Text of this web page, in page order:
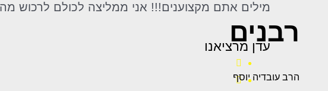
רבנים
הרב עובדיה יוסף
מילים אתם מקצוענים!!! אני ממליצה לכולם לרכוש
עדן מרציאנו